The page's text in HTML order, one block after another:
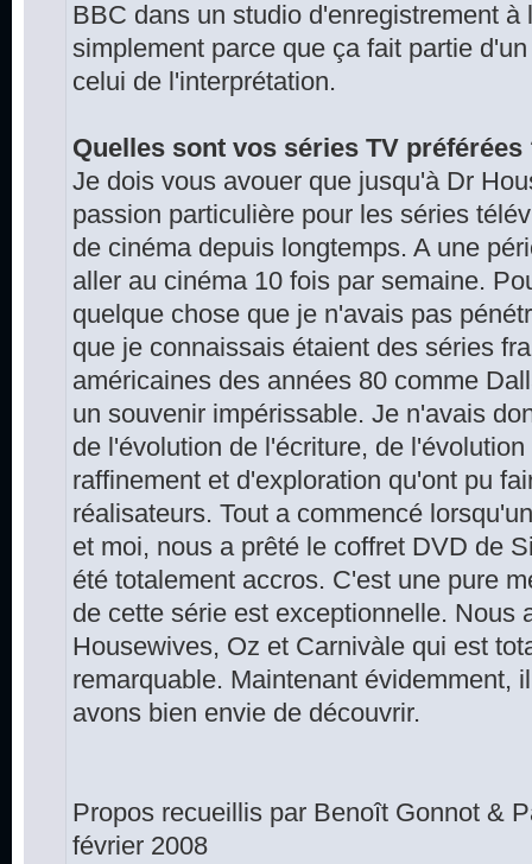
BBC dans un studio d'enregistrement à
simplement parce que ça fait partie
celui de l'interprétation.
Quelles sont vos séries TV préférées
Je dois vous avouer que jusqu'à Dr
passion particulière pour les séries
de cinéma depuis longtemps. A une
aller au cinéma 10 fois par semaine.
quelque chose que je n'avais pas
que je connaissais étaient des séries
américaines des années 80 comme
un souvenir impérissable. Je n'avais
de l'évolution de l'écriture, de
raffinement et d'exploration qu'ont pu
réalisateurs. Tout a commencé
et moi, nous a prêté le coffret DVD de
été totalement accros. C'est une pure
de cette série est exceptionnelle. Nous
Housewives, Oz et Carnivàle qui est
remarquable. Maintenant évidemment,
avons bien envie de découvrir.
Propos recueillis par Benoît Gonnot &
février 2008